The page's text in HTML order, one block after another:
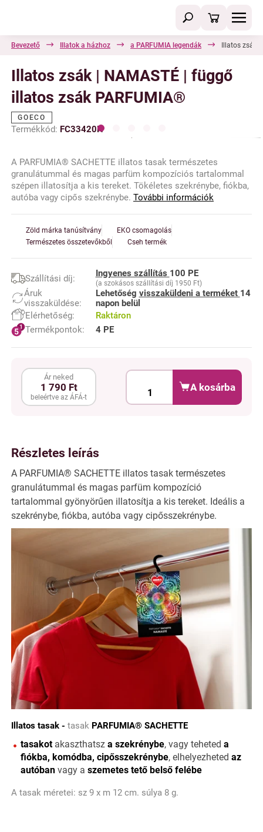
Bevezető Illatok a házhoz a PARFUMIA legendák Illatos zsák
Illatos zsák | NAMASTÉ | függő
illatos zsák PARFUMIA®
GOECO
Termékkód: FC33420H
A PARFUMIA® SACHETTE illatos tasak természetes
granulátummal és magas parfüm kompozíciós tartalommal
szépen illatosítja a kis tereket. Tökéletes szekrénybe, fiókba,
autóba vagy cipős szekrénybe. További információk
Zöld márka tanúsítvány
EKO csomagolás
Természetes összetevőkből
Cseh termék
Szállítási díj: Ingyenes szállítás 100 PE
(a szokásos szállítási díj 1950 Ft)
Áruk
visszaküldése:
Lehetőség visszaküldeni a terméket 14
napon belül
Elérhetőség:
Raktáron
Termékpontok:
4 PE
Ár neked
1 790 Ft
beleértve az ÁFÁ-t
A kosárba
Részletes leírás
A PARFUMIA® SACHETTE illatos tasak természetes
granulátummal és magas parfüm kompozíció
tartalommal gyönyörűen illatosítja a kis tereket. Ideális a
szekrénybe, fiókba, autóba vagy cipősszekrénybe.
Illatos tasak - tasak PARFUMIA® SACHETTE
tasakotakaszthatsz a szekrénybe, vagy teheted a
fiókba, komódba, cipősszekrénybe, elhelyezheted az
autóban vagy a szemetes tető belső felébe
A tasak méretei: sz 9 x m 12 cm. súlya 8 g.